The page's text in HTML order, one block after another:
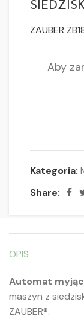
ZAUBER
Aby
Kategoria:
Share:
OPIS
Automat
maszyn z
ZAUBER®.